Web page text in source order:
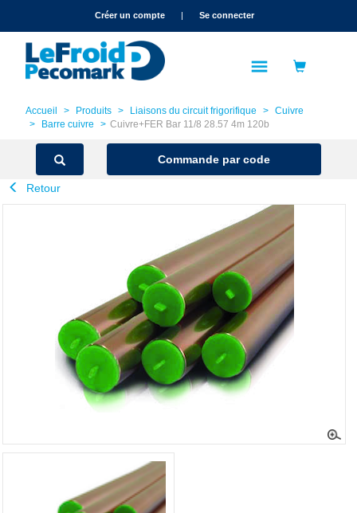
text.skipToNavigationCréer un compte | Se connecter
Accueil Produits Liaisons du circuit frigorifique
Cuivre
Barre cuivre
Cuivre+FER Bar 11/8 28.57 4m 120b
Commande par code
Retour